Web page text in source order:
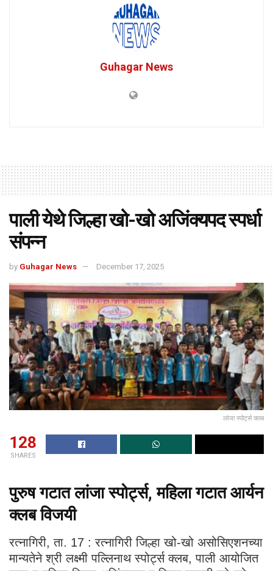
Guhagar News
पाली येथे जिल्हा खो-खो अजिंक्यपद स्पर्धा
संपन्न
by Guhagar News December 17, 2025
लांजा स्पोर्ट्स क्लब
128
SHARES
पुरुष गटात लांजा स्पोर्ट्स, महिला गटात आर्यन
क्लब विजयी
रत्नागिरी, ता. 17 : रत्नागिरी जिल्हा खो-खो असोसिएशनच्या
मान्यतेने श्री लक्ष्मी पल्लिनाथ स्पोर्ट्स क्लब, पाली आयोजित